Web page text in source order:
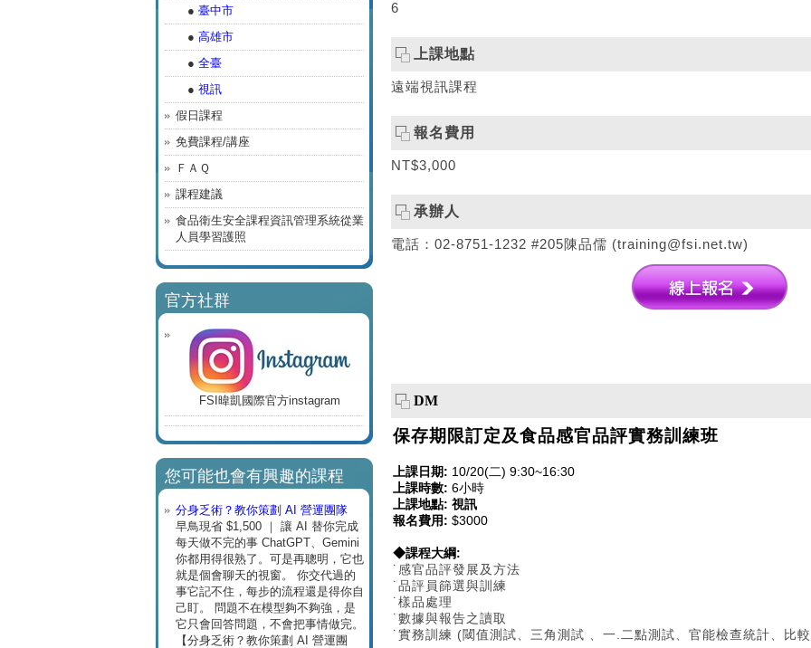
● 臺中市
● 高雄市
● 全臺
● 視訊
假日課程
免費課程/講座
ＦＡＱ
課程建議
食品衛生安全課程資訊管理系統從業
人員學習護照
官方社群
FSI暐凱國際官方instagram
您可能也會有興趣的課程
分身乏術？教你策劃 AI 營運團隊
早鳥現省 $1,500 ｜ 讓 AI 替你完成
每天做不完的事 ChatGPT、Gemini
你都用得很熟了。可是再聰明，它也
就是個會聊天的視窗。 你交代過的
事它記不住，每步的流程還是得你自
己盯。 問題不在模型夠不夠強，是
它只會回答問題，不會把事情做完。
【分身乏術？教你策劃 AI 營運團
6
上課地點
遠端視訊課程
報名費用
NT$3,000
承辦人
電話：02-8751-1232 #205陳品儒 (training@fsi.net.tw)
DM
保存期限訂定及食品感官品評實務訓練班
上課日期: 10/20(二) 9:30~16:30
上課時數: 6小時
上課地點: 視訊
報名費用: $3000
◆課程大綱:
˙感官品評發展及方法
˙品評員篩選與訓練
˙樣品處理
˙數據與報告之讀取
˙實務訓練 (閾值測試、三角測試 、一.二點測試、官能檢查統計、比